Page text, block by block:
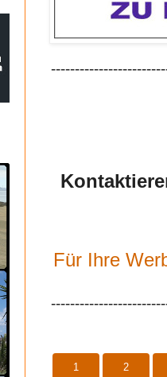
Für Ihre
1 2